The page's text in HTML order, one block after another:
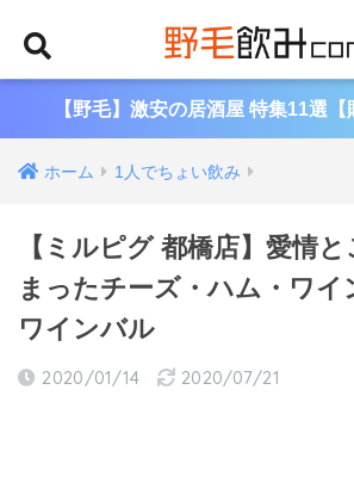
【野毛】激安の居酒屋 特集11選【
ホーム 1人でちょい飲み
【ミルピグ 都橋店】愛情
まったチーズ・ハム・ワイ
ワインバル
2020/01/14 2020/07/21